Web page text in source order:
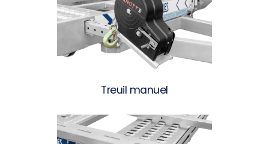
Treuil manuel